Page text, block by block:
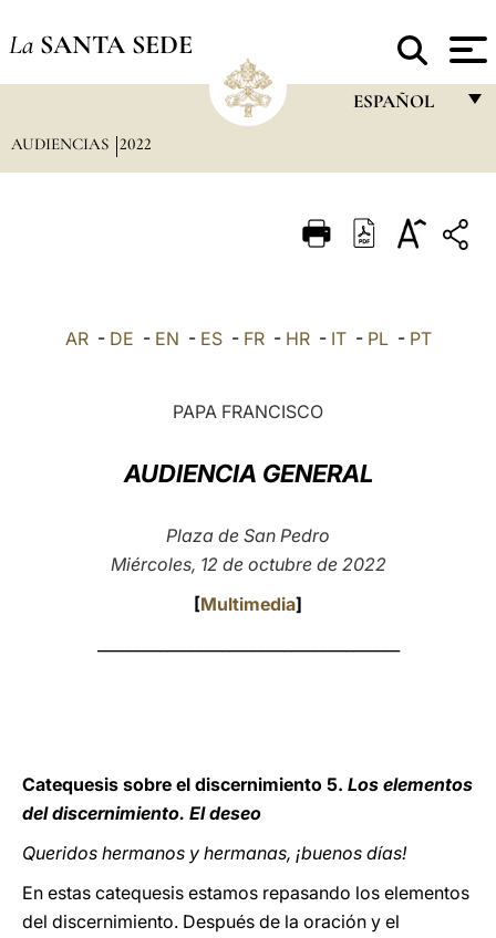
La SANTA SEDE
ESPAÑOL
ITALIANO
中文
AUDIENCIAS 2022
AR- DE - EN - ES- FR- HR- IT- PL- PT
PAPA FRANCISCO
AUDIENCIA GENERAL
Plaza de San Pedro
Miércoles, 12 de octubre de 2022
[Multimedia]
Catequesis sobre el discernimiento 5. Los elementos
del discernimiento. El deseo
Queridos hermanos y hermanas, ¡buenos días!
En estas catequesis estamos repasando los elementos
del discernimiento. Después de la oración y el